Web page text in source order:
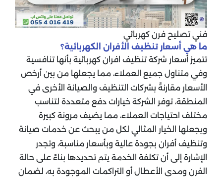
فني تصليح فرن كهربائي
ما هي أسعار تنظيف الأفران الكهربائية؟
تتميز أسعار شركة تنظيف افران كهربائية بأنها تنافسية
وفي متناول جميع العملاء، مما يجعلها من بين أرخص
الأسعار مقارنةً بشركات التنظيف والصيانة الأخرى في
المنطقة، توفر الشركة خيارات دفع متعددة لتناسب
مختلف احتياجات العملاء، مما يضيف مرونة كبيرة
ويجعلها الخيار المثالي لكل من يبحث عن خدمات صيانة
وتنظيف أفران بجودة عالية وبأسعار مناسبة، وتجدر
الإشارة إلى أن تكلفة الخدمة يتم تحديدها بناءً على حالة
الفرن ومدى الأعطال أو التراكمات الموجودة به، لضمان